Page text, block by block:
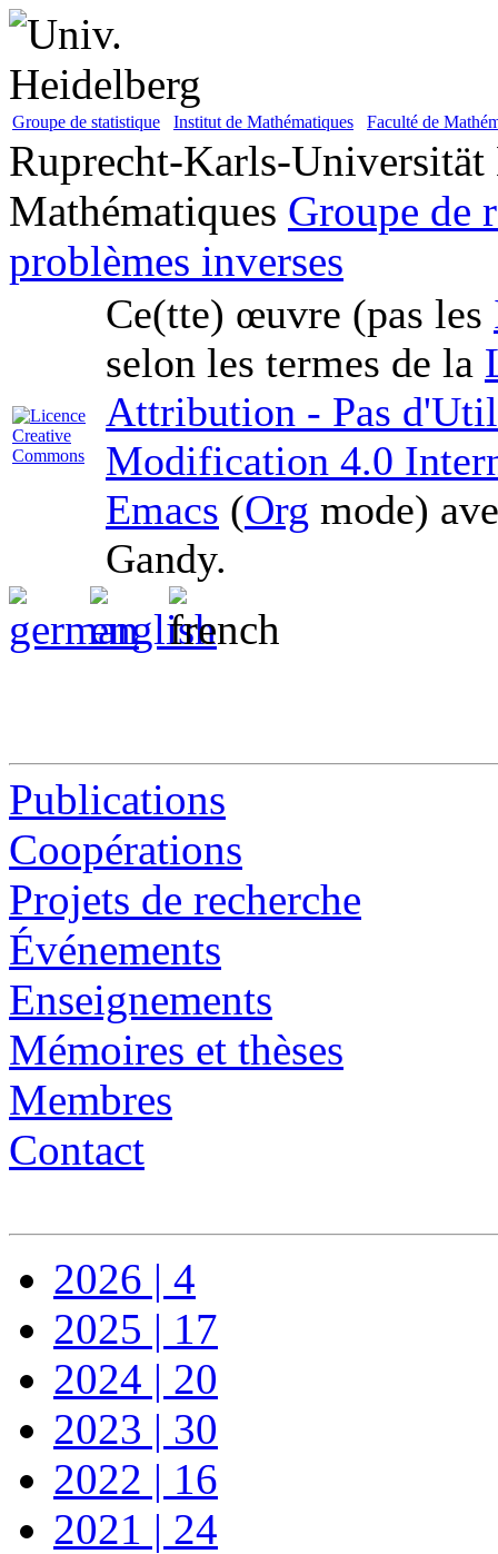
Groupe de statistique Institut de Mathématiques Faculté de
Ruprecht-Karls-Universität
Mathématiques Groupe de
problèmes inverses
Ce(tte) œuvre (pas les
selon les termes de la
Attribution - Pas
Modification 4.0
Emacs (Org mode)
Gandy.
Publications
Coopérations
Projets de recherche
Événements
Enseignements
Mémoires et thèses
Membres
Contact
2026 | 4
2025 | 17
2024 | 20
2023 | 30
2022 | 16
2021 | 24